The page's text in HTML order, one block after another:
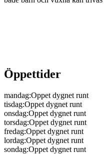
Öppettider
mandag:Oppet dygnet runt
tisdag:Oppet dygnet runt
onsdag:Oppet dygnet runt
torsdag:Oppet dygnet runt
fredag:Oppet dygnet runt
lordag:Oppet dygnet runt
sondag:Oppet dygnet runt